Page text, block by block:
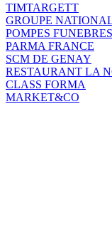
TIMTARGETT
GROUPE
POMPES
PARMA FRANCE
SCM DE GENAY
RESTAURANT LA
CLASS FORMA
MARKET&CO